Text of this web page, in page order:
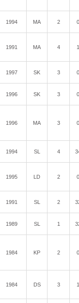
1994 MA 2
1991 MA 4
1997 SK 3
1996 SK 3
1996 MA 3
1994 SL 4
1995 LD 2
1991 SL 2
1989 SL 1
1984 KP 2
1984 DS 3